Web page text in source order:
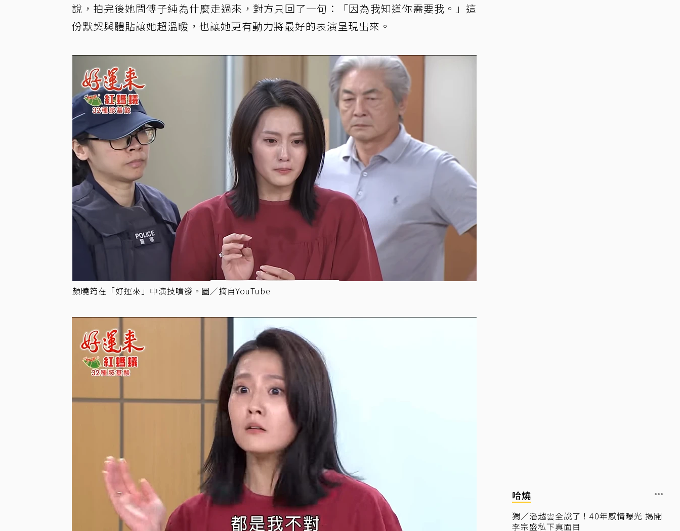
說，拍完後她問傅子純為什麼走過來，對方只回了一句：「因為我知道你需要我。」這
份默契與體貼讓她超溫暖，也讓她更有動力將最好的表演呈現出來。
顏曉筠在「好運來」中演技噴發。圖／摘自YouTube
哈燒
獨／潘越雲全說了！40年感情曝光 揭開
李宗盛私下真面目